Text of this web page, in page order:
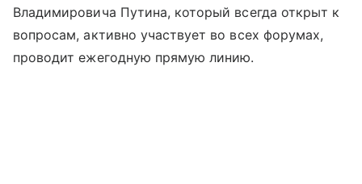
Владимировича Путина, который всегда открыт к
вопросам, активно участвует во всех форумах,
проводит ежегодную прямую линию.